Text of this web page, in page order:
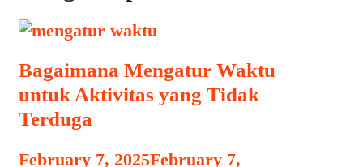
Bagaimana Mengatur Waktu
untuk Aktivitas yang Tidak
Terduga
February 7, 2025February 7,